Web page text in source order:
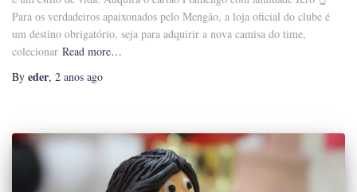
Para os verdadeiros apaixonados pelo Mengão, a loja oficial do clube é
um destino obrigatório, seja para adquirir a nova camisa do time,
colecionar Read more…
By eder, 2 anos ago